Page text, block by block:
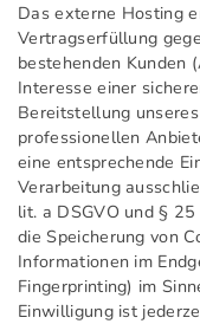
Das externe Hosting
Vertragserfüllung
bestehenden Kunden
Interesse einer
Bereitstellung
professionellen
eine entsprechende
Verarbeitung
lit. a DSGVO und §
die Speicherung von
Informationen im
Fingerprinting) im
Einwilligung ist